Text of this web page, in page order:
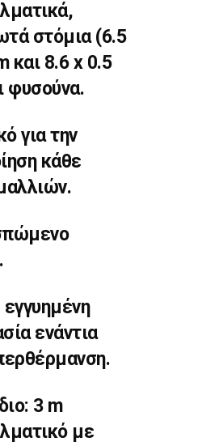
στόμια (6.5
και 8.6 x 0.5
φυσούνα.
για την
κάθε
εγγυημένη
ενάντια
3 m
με